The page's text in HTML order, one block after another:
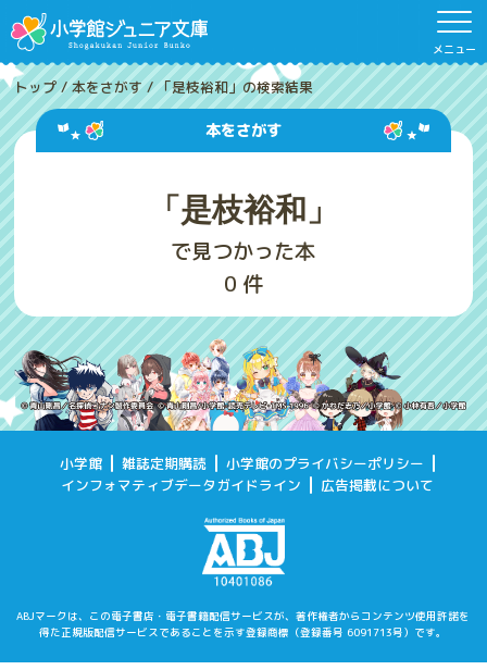
メニュー
トップ /本をさがす /「是枝裕和」の検索結果
本をさがす
「是枝裕和」
で見つかった本
0 件
小学館 雑誌定期購読
小学館のプライバシーポリシー
インフォマティブデータガイドライン
広告掲載について
ABJマークは、この電子書店・電子書籍配信サービスが、著作権者からコンテンツ使用許諾を
得た正規版配信サービスであることを示す登録商標（登録番号 6091713号）です。